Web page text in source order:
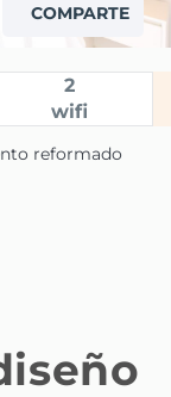
COMPARTE
2
wifi
reformado